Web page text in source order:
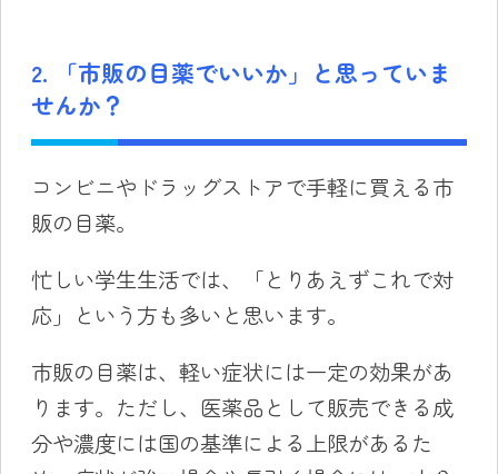
2. 「市販の目薬でいいか」と思っていま
せんか？
コンビニやドラッグストアで手軽に買える市
販の目薬。
忙しい学生生活では、「とりあえずこれで対
応」という方も多いと思います。
市販の目薬は、軽い症状には一定の効果があ
ります。ただし、医薬品として販売できる成
分や濃度には国の基準による上限があるた